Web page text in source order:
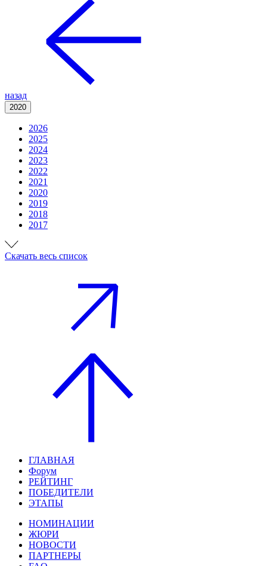
назад
2020
2026
2025
2024
2023
2022
2021
2020
2019
2018
2017
Cкачать весь список
ГЛАВНАЯ
Форум
РЕЙТИНГ
ПОБЕДИТЕЛИ
ЭТАПЫ
НОМИНАЦИИ
ЖЮРИ
НОВОСТИ
ПАРТНЕРЫ